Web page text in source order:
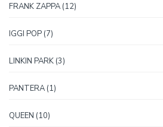
FRANK ZAPPA 1212
IGGI POP 77
LINKIN PARK 33
PANTERA 11
QUEEN 1010